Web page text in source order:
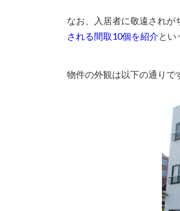
なお、入居者に敬遠されが
される間取10個を紹介とい
物件の外観は以下の通りで